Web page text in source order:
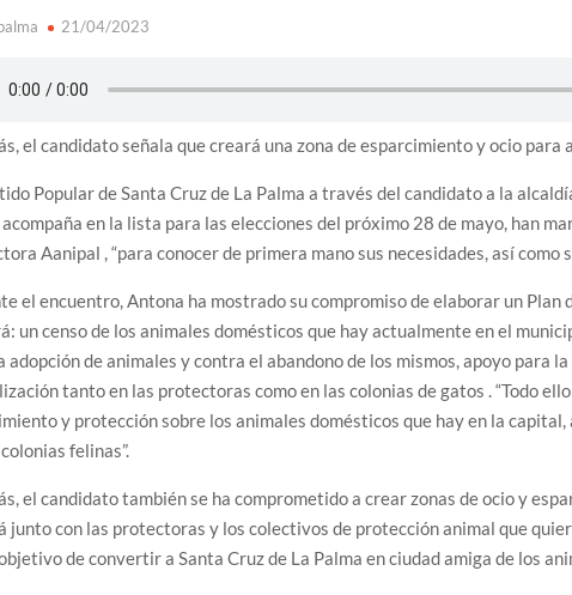
Cometa reúne a cientos de familias en Santa Cruz de La Palma y
edición
agua
reclama prioridad para los pacientes de las islas no capitalinas
21/04/2023
el candidato señala que creará una zona de esparcimiento y ocio para
Popular de Santa Cruz de La Palma a través del candidato a la
en la lista para las elecciones del próximo 28 de mayo, han
Aanipal , “para conocer de primera mano sus necesidades, así como
el encuentro, Antona ha mostrado su compromiso de elaborar un Plan
un censo de los animales domésticos que hay actualmente en el
adopción de animales y contra el abandono de los mismos, apoyo para
tanto en las protectoras como en las colonias de gatos . “Todo
y protección sobre los animales domésticos que hay en la
felinas”.
el candidato también se ha comprometido a crear zonas de ocio y
junto con las protectoras y los colectivos de protección animal que
de convertir a Santa Cruz de La Palma en ciudad amiga de los